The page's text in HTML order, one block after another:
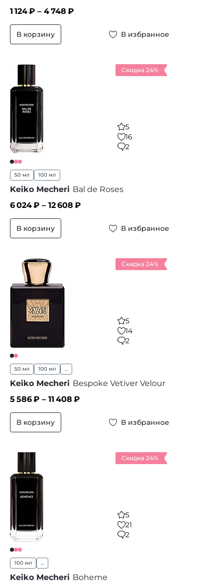
1 124₽ – 4 748 ₽
В корзину В избранное
Скидка 24%
5
16
2
50 мл 100 мл
Keiko Mecheri Bal de Roses
6 024₽ – 12 608 ₽
В корзину В избранное
Скидка 24%
5
14
2
50 мл 100 мл ...
Keiko Mecheri Bespoke Vetiver Velour
5 586₽ – 11 408 ₽
В корзину В избранное
Скидка 24%
5
21
2
100 мл ...
Keiko Mecheri Boheme